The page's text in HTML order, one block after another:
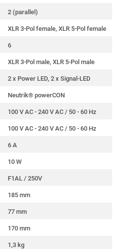
2 (parallel)
XLR 3-Pol female, XLR 5-Pol female
6
XLR 3-Pol male, XLR 5-Pol male
2 x Power LED, 2 x Signal-LED
Neutrik® powerCON
100 V AC - 240 V AC / 50 - 60 Hz
100 V AC - 240 V AC / 50 - 60 Hz
6 A
10 W
F1AL / 250V
185 mm
77 mm
170 mm
1,3 kg